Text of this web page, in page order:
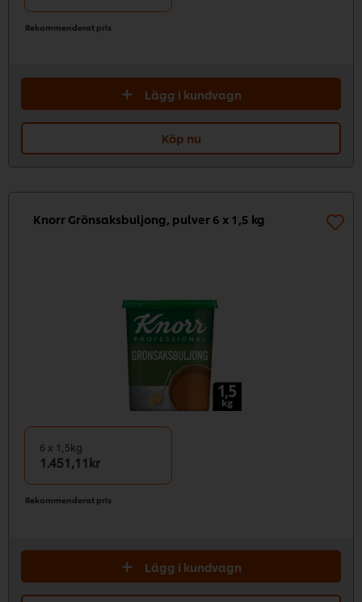
Rekommenderat pris
Lägg i kundvagn
Köp nu
Knorr Grönsaksbuljong, pulver 6 x 1,5 kg
6 x 1,5kg
1.451,11kr
Rekommenderat pris
Lägg i kundvagn